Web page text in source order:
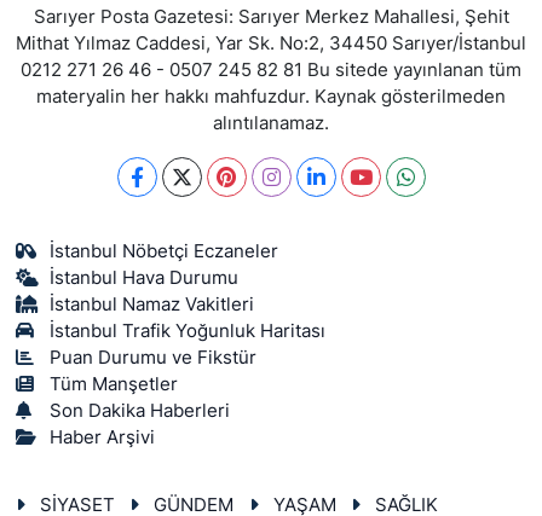
Sarıyer Posta Gazetesi: Sarıyer Merkez Mahallesi, Şehit
Mithat Yılmaz Caddesi, Yar Sk. No:2, 34450 Sarıyer/İstanbul
0212 271 26 46 - 0507 245 82 81 Bu sitede yayınlanan tüm
materyalin her hakkı mahfuzdur. Kaynak gösterilmeden
alıntılanamaz.
İstanbul Nöbetçi Eczaneler
İstanbul Hava Durumu
İstanbul Namaz Vakitleri
İstanbul Trafik Yoğunluk Haritası
Puan Durumu ve Fikstür
Tüm Manşetler
Son Dakika Haberleri
Haber Arşivi
SİYASET GÜNDEM YAŞAM SAĞLIK